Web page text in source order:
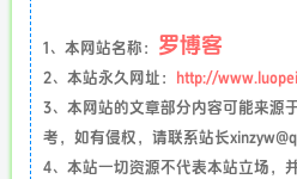
1、本网站名称： 罗博客
2、本站永久网址：
http://
3、本网站的文章部分内容可能来源
考，如有侵权，请联系站长
4、本站一切资源不代表本站立场，